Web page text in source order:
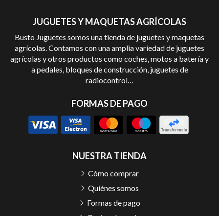
JUGUETES Y MAQUETAS AGRÍCOLAS
Busto Juguetes somos una tienda de juguetes y maquetas
agrícolas. Contamos con una amplia variedad de juguetes
agrícolas y otros productos como coches, motos a batería y
a pedales, bloques de construcción, juguetes de
radiocontrol…
FORMAS DE PAGO
NUESTRA TIENDA
Cómo comprar
Quiénes somos
Formas de pago